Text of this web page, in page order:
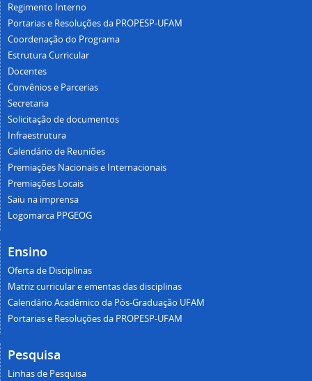
Regimento Interno
Portarias e Resoluções da PROPESP-UFAM
Coordenação do Programa
Estrutura Curricular
Docentes
Convênios e Parcerias
Secretaria
Solicitação de documentos
Infraestrutura
Calendário de Reuniões
Premiações Nacionais e Internacionais
Premiações Locais
Saiu na imprensa
Logomarca PPGEOG
Ensino
Oferta de Disciplinas
Matriz curricular e ementas das disciplinas
Calendário Acadêmico da Pós-Graduação UFAM
Portarias e Resoluções da PROPESP-UFAM
Pesquisa
Linhas de Pesquisa